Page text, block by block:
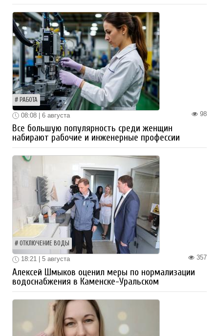
РАБОТА
98
08:08 | 6 августа
Все большую популярность среди женщин
набирают рабочие и инженерные профессии
ОТКЛЮЧЕНИЕ ВОДЫ
357
18:21 | 5 августа
Алексей Шмыков оценил меры по нормализации
водоснабжения в Каменске-Уральском